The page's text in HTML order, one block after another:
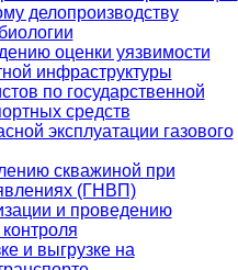
делопроизводству
оценки уязвимости
инфраструктуры
по государственной
средств
эксплуатации газового
скважиной при
(ГНВП)
и проведению
и выгрузке на